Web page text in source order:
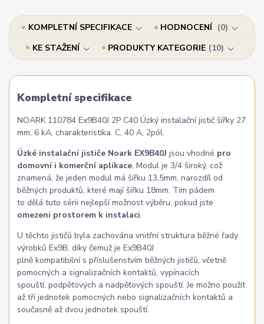
KOMPLETNÍ SPECIFIKACE HODNOCENÍ
0
KE STAŽENÍ
PRODUKTY KATEGORIE 10
Kompletní specifikace
NOARK 110784 Ex9B40J 2P C40 Úzký instalační jistič šířky 27
mm, 6 kA, charakteristika. C, 40 A, 2pól.
Úzké instalační jističe Noark EX9B40J jsou vhodné pro
domovní i komerční aplikace. Modul je 3/4 široký, což
znamená, že jeden modul má šířku 13,5mm, narozdíl od
běžných produktů, které mají šířku 18mm. Tím pádem
to dělá tuto sérii nejlepší možnost výběru, pokud jste
omezeni prostorem k instalaci.
U těchto jističů byla zachována vnitřní struktura běžné řady
výrobků Ex9B, díky čemuž je Ex9B40J
plně kompatibilní s příslušenstvím běžných jističů, včetně
pomocných a signalizačních kontaktů, vypínacích
spouští, podpěťových a nadpěťových spouští. Je možno použít
až tří jednotek pomocných nebo signalizačních kontaktů a
současně až dvou jednotek spouští.